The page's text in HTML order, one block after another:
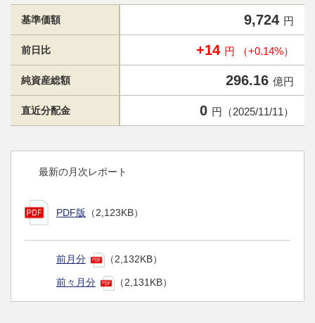
基準価額 9,724 円
前日比 +14 円 （+0.14%）
純資産総額 296.16 億円
直近分配金 0 円（2025/11/11）
最新の月次レポート
PDF版 （2,123KB）
前月分 （2,132KB）
前々月分 （2,131KB）